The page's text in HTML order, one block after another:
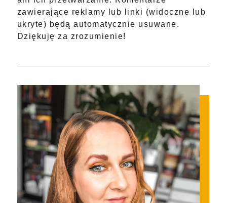
zawierające reklamy lub linki (widoczne lub
ukryte) będą automatycznie usuwane.
Dziękuję za zrozumienie!